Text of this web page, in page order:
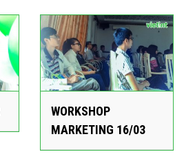
WORKSHOP
MARKETING 16/03